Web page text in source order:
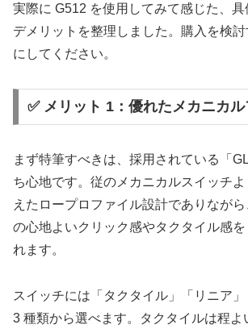
実際に G512 を使用してみて感じた、具
デメリットを整理しました。購入を検
にしてください。
✅ メリット 1：優れたメカニカ
まず特筆すべきは、採用されている「
ち心地です。従のメカニカルスイッチ
えたロープロファイル設計でありなが
の心地よいクリック感やタクタイル感
れます。
スイッチには「タクタイル」「リニア
3 種類から選べます。タクタイルは程よ